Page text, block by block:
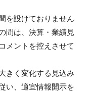
を設けておりません
間は、決算・業績見
メントを控えさせて
きく変化する見込み
い、適宜情報開示を